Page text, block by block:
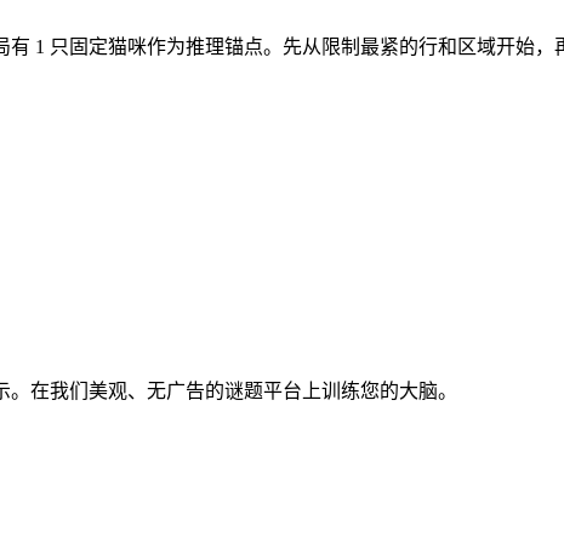
1 只固定猫咪作为推理锚点。先从限制最紧的行和区域开始，
在我们美观、无广告的谜题平台上训练您的大脑。